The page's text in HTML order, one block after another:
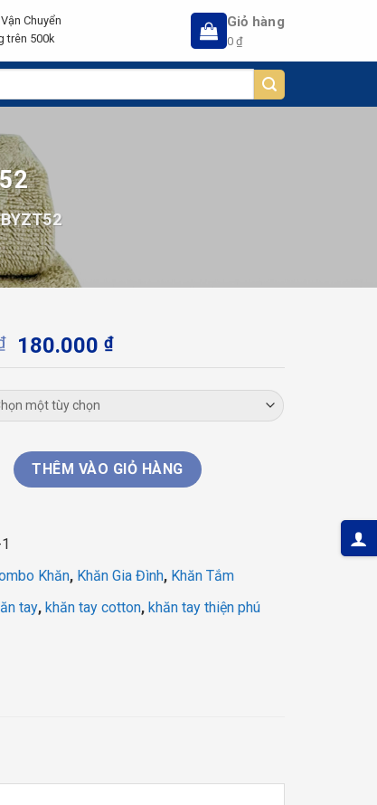
Chuyển
trên 500k
Giỏ hàng
0₫
Giá
gốc
là:
348.000 ₫.
180.000₫Giá
hiện
tại
Cotton Thiện Phú BYZT52 số lượng
THÊM VÀO GIỎ HÀNG
Khăn, Khăn Gia Đình, Khăn Tắm
tay,khăn tay cotton,khăn tay thiện phú